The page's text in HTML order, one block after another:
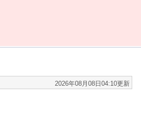
2026年08月08日04:10更新